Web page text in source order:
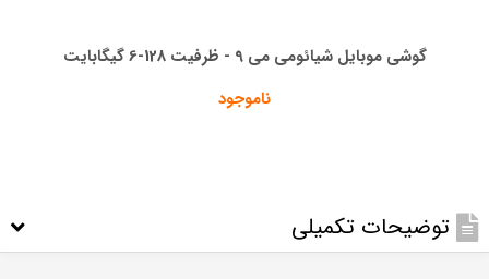
گوشی موبایل شیائومی می 9 - ظرفیت 128-6 گیگابایت
ناموجود
توضیحات تکمیلی